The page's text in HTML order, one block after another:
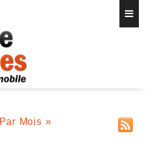
Par Mois »